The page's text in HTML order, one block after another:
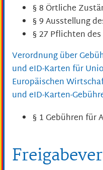
§ 8 Örtliche
§ 9 Ausstellung
§ 27 Pflichten
Verordnung über
und eID-Karten für
Europäischen
und eID-Karten-
§ 1 Gebühren für